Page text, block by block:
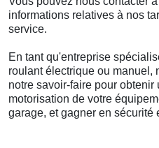
informations relatives à nos
service.
En tant qu'entreprise
roulant électrique ou manuel,
notre savoir-faire pour obtenir
motorisation de votre
garage, et gagner en sécurité